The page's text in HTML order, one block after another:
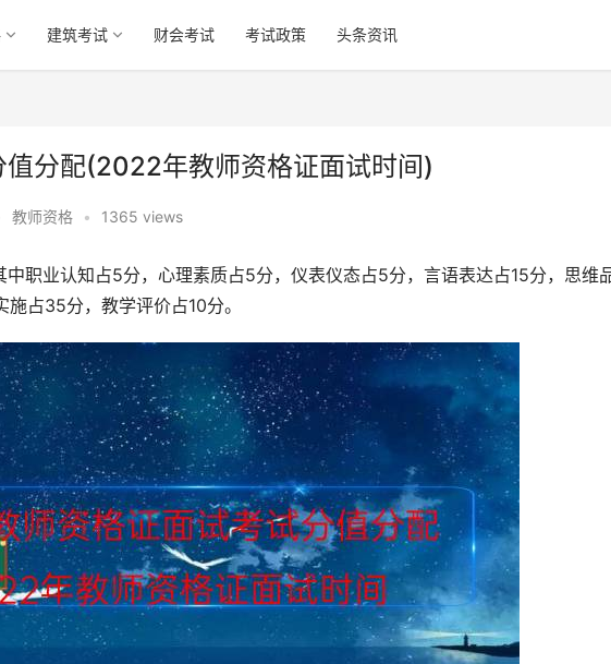
建筑考试 财会考试 考试政策 头条资讯
分配(2022年教师资格证面试时间)
教师资格 • 1365 views
职业认知占5分，心理素质占5分，仪表仪态占5分，言语表达占15分，思维
占35分，教学评价占10分。